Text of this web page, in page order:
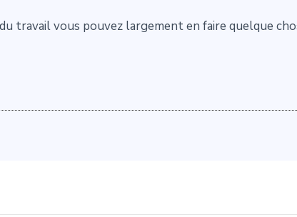
du travail vous pouvez largement en faire quelque